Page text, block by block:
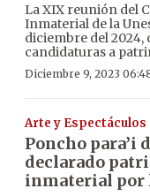
La XIX reunión del
Inmaterial de la
diciembre del 2024,
candidaturas a
Diciembre 9, 2023
Arte y Espectáculos
Poncho para’i
declarado
inmaterial por